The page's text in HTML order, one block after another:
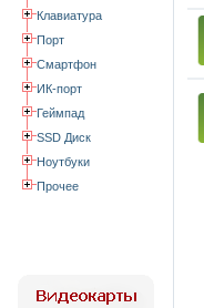
Клавиатура
Порт
Смартфон
ИК-порт
Геймпад
SSD Диск
Ноутбуки
Прочее